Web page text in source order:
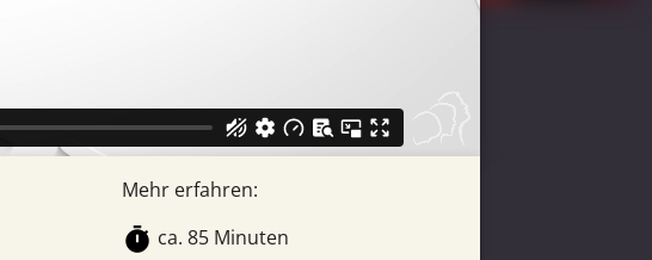
Mehr erfahren:
timer ca. 85 Minuten